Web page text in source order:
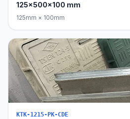
125x500x100 mm
125mm × 100mm
KTK-1215-PK-CDE